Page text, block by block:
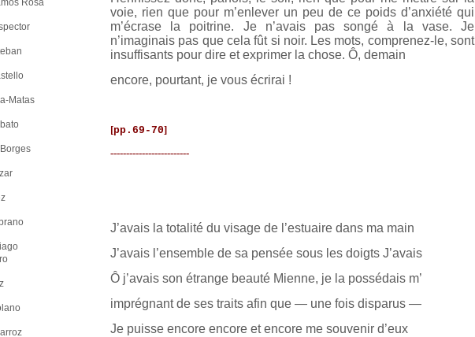
Rosa
Matas
voie, rien que pour m’enlever un peu de ce poids d’anxiété qui
m’écrase la poitrine. Je n’avais pas songé à la vase. Je
n’imaginais pas que cela fût si noir. Les mots, comprenez-le, sont
insuffisants pour dire et exprimer la chose. Ô, demain
encore, pourtant, je vous écrirai !
[pp.69-70]
-------------------------
J’avais la totalité du visage de l’estuaire dans ma main
J’avais l’ensemble de sa pensée sous les doigts J’avais
Ô j’avais son étrange beauté Mienne, je la possédais m’
imprégnant de ses traits afin que — une fois disparus —
Je puisse encore encore et encore me souvenir d’eux